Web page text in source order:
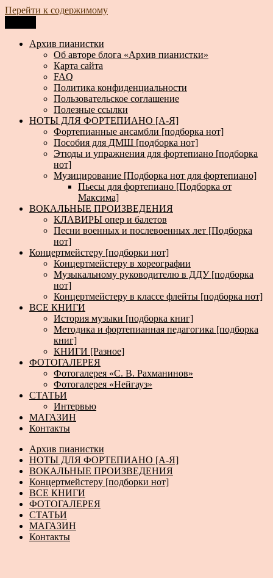
Перейти к содержимому
Архив пианистки
Всё для пианистов: ноты, книги, музыка, статьи…
Архив пианистки
Об авторе блога «Архив пианистки»
Карта сайта
FAQ
Политика конфиденциальности
Пользовательское соглашение
Полезные ссылки
НОТЫ ДЛЯ ФОРТЕПИАНО [А-Я]
Фортепианные ансамбли [подборка нот]
Пособия для ДМШ [подборка нот]
Этюды и упражнения для фортепиано [подборка
нот]
Музицирование [Подборка нот для фортепиано]
Пьесы для фортепиано [Подборка от
Максима]
ВОКАЛЬНЫЕ ПРОИЗВЕДЕНИЯ
КЛАВИРЫ опер и балетов
Песни военных и послевоенных лет [Подборка
нот]
Концертмейстеру [подборки нот]
Концертмейстеру в хореографии
Музыкальному руководителю в ДДУ [подборка
нот]
Концертмейстеру в классе флейты [подборка нот]
ВСЕ КНИГИ
История музыки [подборка книг]
Методика и фортепианная педагогика [подборка
книг]
КНИГИ [Разное]
ФОТОГАЛЕРЕЯ
Фотогалерея «С. В. Рахманинов»
Фотогалерея «Нейгауз»
СТАТЬИ
Интервью
МАГАЗИН
Контакты
Архив пианистки
НОТЫ ДЛЯ ФОРТЕПИАНО [А-Я]
ВОКАЛЬНЫЕ ПРОИЗВЕДЕНИЯ
Концертмейстеру [подборки нот]
ВСЕ КНИГИ
ФОТОГАЛЕРЕЯ
СТАТЬИ
МАГАЗИН
Контакты